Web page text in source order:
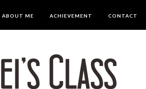
ABOUT ME ACHIEVEMENT CONTACT